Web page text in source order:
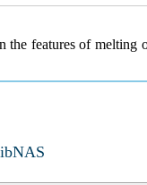
features of melting